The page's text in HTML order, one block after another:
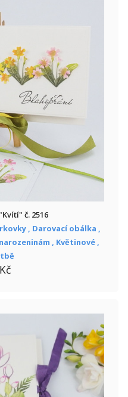
č. 2516
, Darovací obálka ,
, Květinové ,